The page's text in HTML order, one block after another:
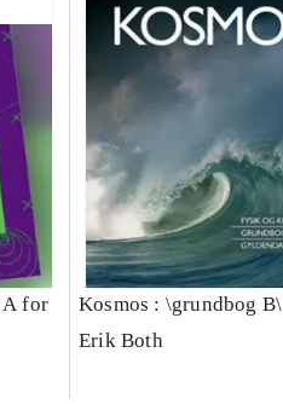
for
Kosmos : \grundbog B\
Erik Both